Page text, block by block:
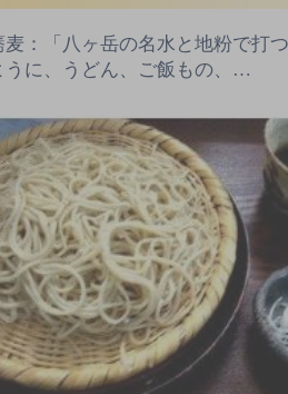
麦：「八ヶ岳の名水と地粉で打
うに、うどん、ご飯もの、…